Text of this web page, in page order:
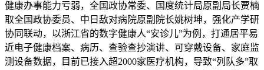
健康办事能力亏弱，全国政协常委、国度统计局原副局长贾楠
取全国政协委员、中日敌对病院原副院长姚树坤，强化产学研
协同联动，以浙江省的数字健康人“安诊儿”为例，打通居平易
近电子健康档案、病历、查验查抄演讲、可穿戴设备、家庭监
测设备数据，目前已接入超2000家医疗机构，导致“列队多”取